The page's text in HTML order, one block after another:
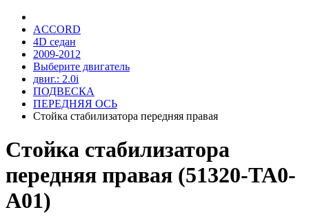
ACCORD
4D седан
2009-2012
Выберите двигатель
двиг.: 2.0i
ПОДВЕСКА
ПЕРЕДНЯЯ ОСЬ
Стойка стабилизатора передняя правая
Стойка стабилизатора
передняя правая (51320-TA0-
A01)